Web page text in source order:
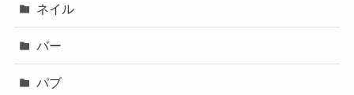
ネイル
バー
パブ